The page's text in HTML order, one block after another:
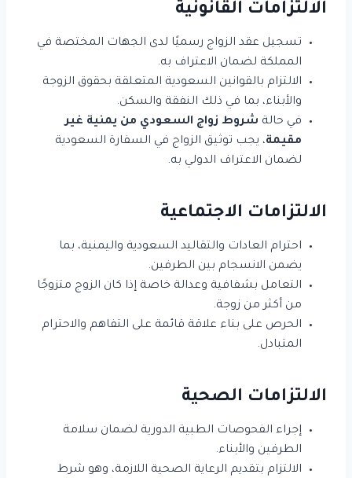
الالتزامات القانونية
تسجيل عقد الزواج رسميًا لدى الجهات المختصة في
المملكة لضمان الاعتراف به.
الالتزام بالقوانين السعودية المتعلقة بحقوق الزوجة
والأبناء، بما في ذلك النفقة والسكن.
في حالة شروط زواج السعودي من يمنية غير
مقيمة، يجب توثيق الزواج في السفارة السعودية
لضمان الاعتراف الدولي به.
الالتزامات الاجتماعية
احترام العادات والتقاليد السعودية واليمنية، بما
يضمن الانسجام بين الطرفين.
التعامل بشفافية وعدالة خاصة إذا كان الزوج متزوجًا
من أكثر من زوجة.
الحرص على بناء علاقة قائمة على التفاهم والاحترام
المتبادل.
الالتزامات الصحية
إجراء الفحوصات الطبية الدورية لضمان سلامة
الطرفين والأبناء.
الالتزام بتقديم الرعاية الصحية اللازمة، وهو شرط